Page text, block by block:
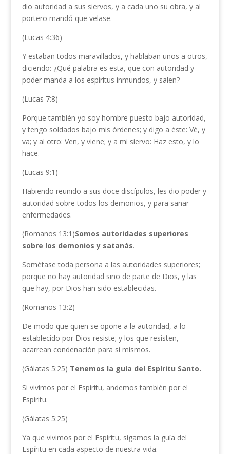
dio autoridad a sus siervos, y a cada uno su obra, y al
portero mandó que velase.
(Lucas 4:36)
Y estaban todos maravillados, y hablaban unos a otros,
diciendo: ¿Qué palabra es esta, que con autoridad y
poder manda a los espíritus inmundos, y salen?
(Lucas 7:8)
Porque también yo soy hombre puesto bajo autoridad,
y tengo soldados bajo mis órdenes; y digo a éste: Vé, y
va; y al otro: Ven, y viene; y a mi siervo: Haz esto, y lo
hace.
(Lucas 9:1)
Habiendo reunido a sus doce discípulos, les dio poder y
autoridad sobre todos los demonios, y para sanar
enfermedades.
(Romanos 13:1)Somos autoridades superiores
sobre los demonios y satanás.
Sométase toda persona a las autoridades superiores;
porque no hay autoridad sino de parte de Dios, y las
que hay, por Dios han sido establecidas.
(Romanos 13:2)
De modo que quien se opone a la autoridad, a lo
establecido por Dios resiste; y los que resisten,
acarrean condenación para sí mismos.
(Gálatas 5:25) Tenemos la guía del Espíritu Santo.
Si vivimos por el Espíritu, andemos también por el
Espíritu.
(Gálatas 5:25)
Ya que vivimos por el Espíritu, sigamos la guía del
Espíritu en cada aspecto de nuestra vida.